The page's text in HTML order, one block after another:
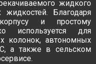
жидкого
жидкостей. Благодаря
и простому
используется для
колонок, автономных
а также в сельском